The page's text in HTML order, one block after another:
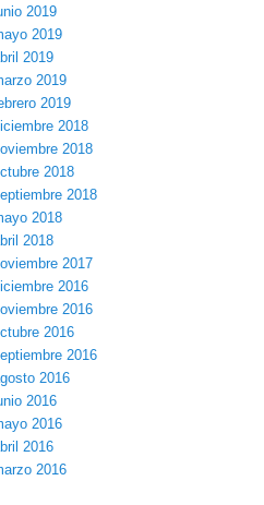
2019
2019
2019
2019
2019
2018
2018
2018
2018
2018
2018
2017
2016
2016
2016
2016
2016
2016
2016
2016
2016